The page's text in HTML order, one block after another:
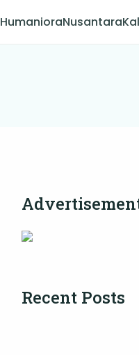
HumanioraNusantara
Recent Posts